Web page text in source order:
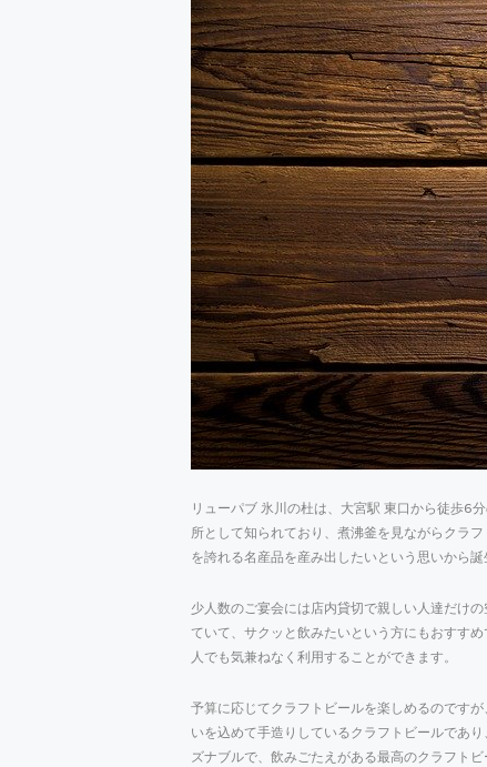
リューパブ 氷川の杜は、大宮駅 東口から徒歩6
所として知られており、煮沸釜を見ながらクラ
を誇れる名産品を産み出したいという思いから
少人数のご宴会には店内貸切で親しい人達だけ
ていて、サクッと飲みたいという方にもおすす
人でも気兼ねなく利用することができます。
予算に応じてクラフトビールを楽しめるのです
いを込めて手造りしているクラフトビールであ
ズナブルで、飲みごたえがある最高のクラフトビ